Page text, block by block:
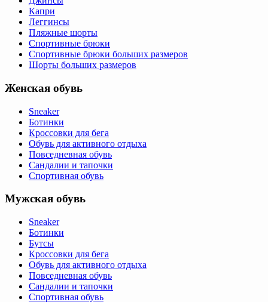
Капри
Леггинсы
Пляжные шорты
Спортивные брюки
Спортивные брюки больших размеров
Шорты больших размеров
Женская обувь
Sneaker
Ботинки
Кроссовки для бега
Обувь для активного отдыха
Повседневная обувь
Сандалии и тапочки
Спортивная обувь
Мужская обувь
Sneaker
Ботинки
Бутсы
Кроссовки для бега
Обувь для активного отдыха
Повседневная обувь
Сандалии и тапочки
Спортивная обувь